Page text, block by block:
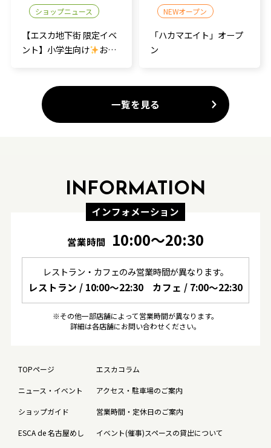
ショップニュース
【エスカ地下街 限定イベ
ント】小学生向け
おし
NEWオープン
「ハカマエイト」オープ
ン
一覧を見る
INFORMATION
インフォメーション
営業時間 10:00〜20:30
レストラン・カフェのみ営業時間が異なります。
レストラン / 10:00〜22:30 カフェ / 7:00〜22:30
※その他一部店舗によって営業時間が異なります。
詳細は各店舗にお問い合わせください。
TOPページ
ニュース・イベント
ショップガイド
ESCA de 名古屋めし
エスカコラム
アクセス・駐車場のご案内
営業時間・定休日のご案内
イベント(催事)スペースの貸出について